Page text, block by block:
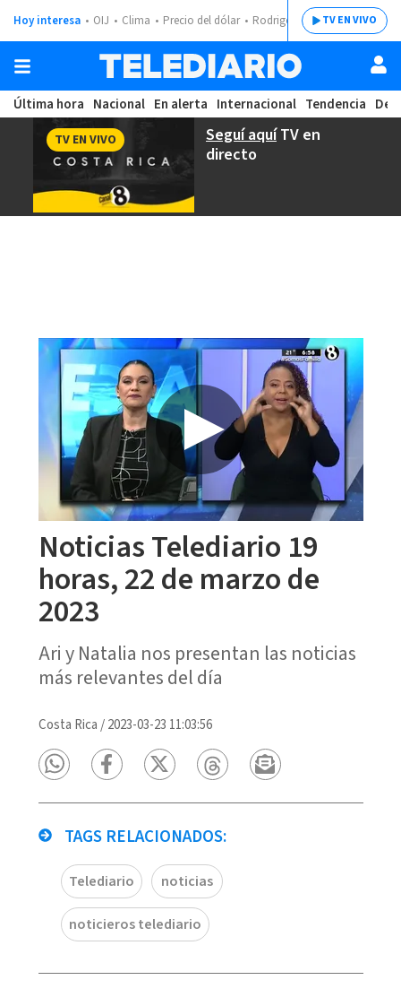
Hoy interesa OIJ Clima Precio del dólar Rodrigo ChavesTV EN VIVO
Última hora Nacional En alerta Internacional Tendencia
Seguí aquíTV en
directo
TV EN VIVO
Noticias Telediario 19
horas, 22 de marzo de
2023
Ari y Natalia nos presentan las noticias
más relevantes del día
Costa Rica /2023-03-23 11:03:56
TAGS RELACIONADOS:
Telediario noticias
noticieros telediario